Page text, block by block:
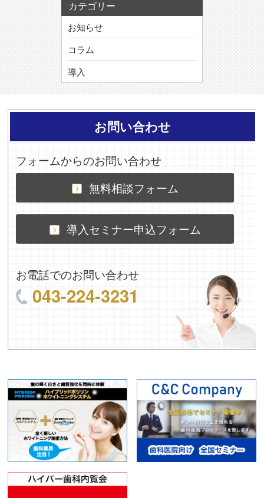
カテゴリー
お知らせ
コラム
導入
お問い合わせ
フォームからのお問い合わせ
無料相談フォーム
導入セミナー申込フォーム
お電話でのお問い合わせ
043-224-3231